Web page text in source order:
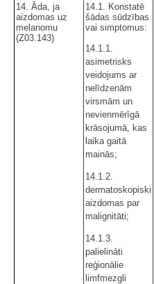
14. Āda, ja
aizdomas uz
melanomu
(Z03.143)
14.1. Konstatē
šādas sūdzības
vai simptomus:
14.1.1.
asimetrisks
veidojums ar
nelīdzenām
virsmām un
nevienmērīgā
krāsojumā, kas
laika gaitā
mainās;
14.1.2.
dermatoskopiski
aizdomas par
malignitāti;
14.1.3.
palielināti
reģionālie
limfmezgli